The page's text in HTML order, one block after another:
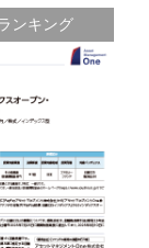
ンキング